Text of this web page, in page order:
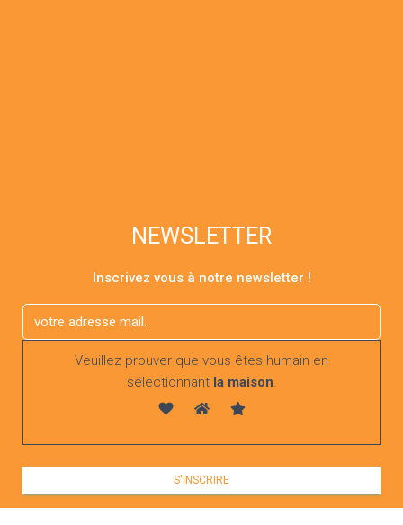
NEWSLETTER
Inscrivez vous à notre newsletter !
Veuillez prouver que vous êtes humain en
sélectionnantla maison.